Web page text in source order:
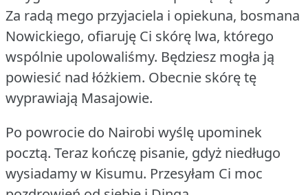
Za radą mego przyjaciela i opiekuna, bosmana
Nowickiego, ofiaruję Ci skórę lwa, którego
wspólnie upolowaliśmy. Będziesz mogła ją
powiesić nad łóżkiem. Obecnie skórę tę
wyprawiają Masajowie.
Po powrocie do Nairobi wyślę upominek
pocztą. Teraz kończę pisanie, gdyż niedługo
wysiadamy w Kisumu. Przesyłam Ci moc